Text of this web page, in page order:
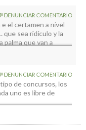
DENUNCIAR COMENTARIO
el certamen a nivel
sea ridículo y la
palma que van a
DENUNCIAR COMENTARIO
de concursos, los
uno es libre de
seguramente
en su vida, es un